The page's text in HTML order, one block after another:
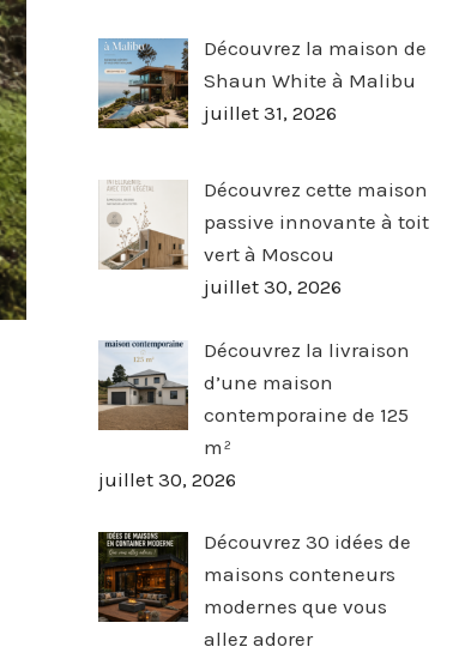
Découvrez la maison de
Shaun White à Malibu
juillet 31, 2026
Découvrez cette maison
passive innovante à toit
vert à Moscou
juillet 30, 2026
Découvrez la livraison
d’une maison
contemporaine de 125
m²
juillet 30, 2026
Découvrez 30 idées de
maisons conteneurs
modernes que vous
allez adorer